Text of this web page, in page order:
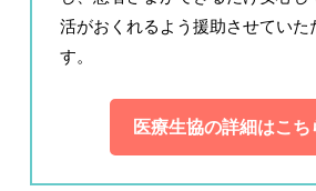
活がおくれるよう援助させていた
す。
医療生協の詳細はこち